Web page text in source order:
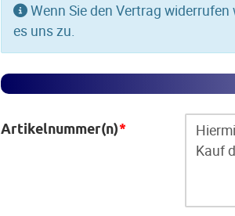
Wenn Sie den Vertrag
es uns zu.
Artikelnummer(n)*